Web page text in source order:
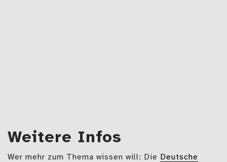
Weitere Infos
Wer mehr zum Thema wissen will: Die Deutsche